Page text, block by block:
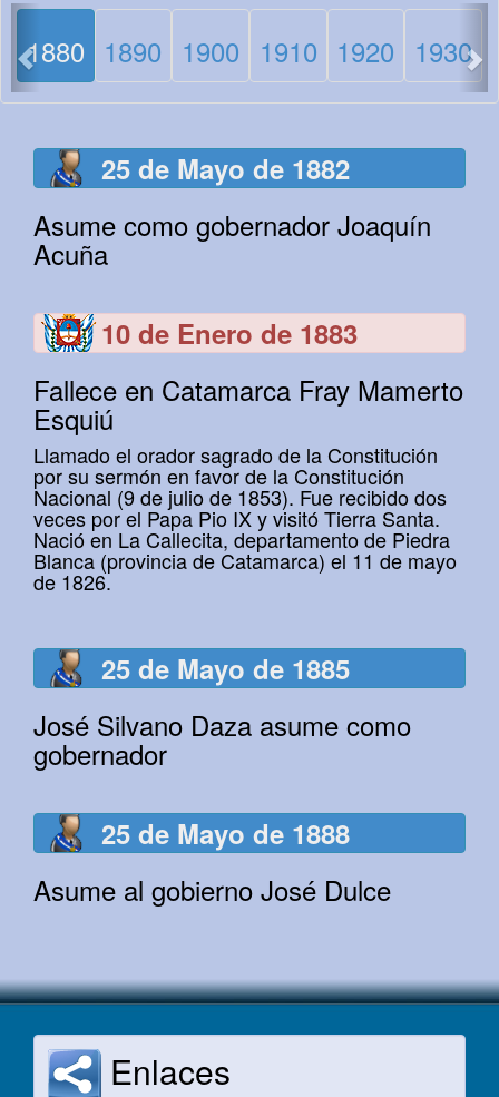
1880 1890 1900 1910 1920 1930
< >
25 de Mayo de 1882
Asume como gobernador Joaquín
Acuña
10 de Enero de 1883
Fallece en Catamarca Fray Mamerto
Esquiú
Llamado el orador sagrado de la Constitución
por su sermón en favor de la Constitución
Nacional (9 de julio de 1853). Fue recibido dos
veces por el Papa Pio IX y visitó Tierra Santa.
Nació en La Callecita, departamento de Piedra
Blanca (provincia de Catamarca) el 11 de mayo
de 1826.
25 de Mayo de 1885
José Silvano Daza asume como
gobernador
25 de Mayo de 1888
Asume al gobierno José Dulce
Enlaces